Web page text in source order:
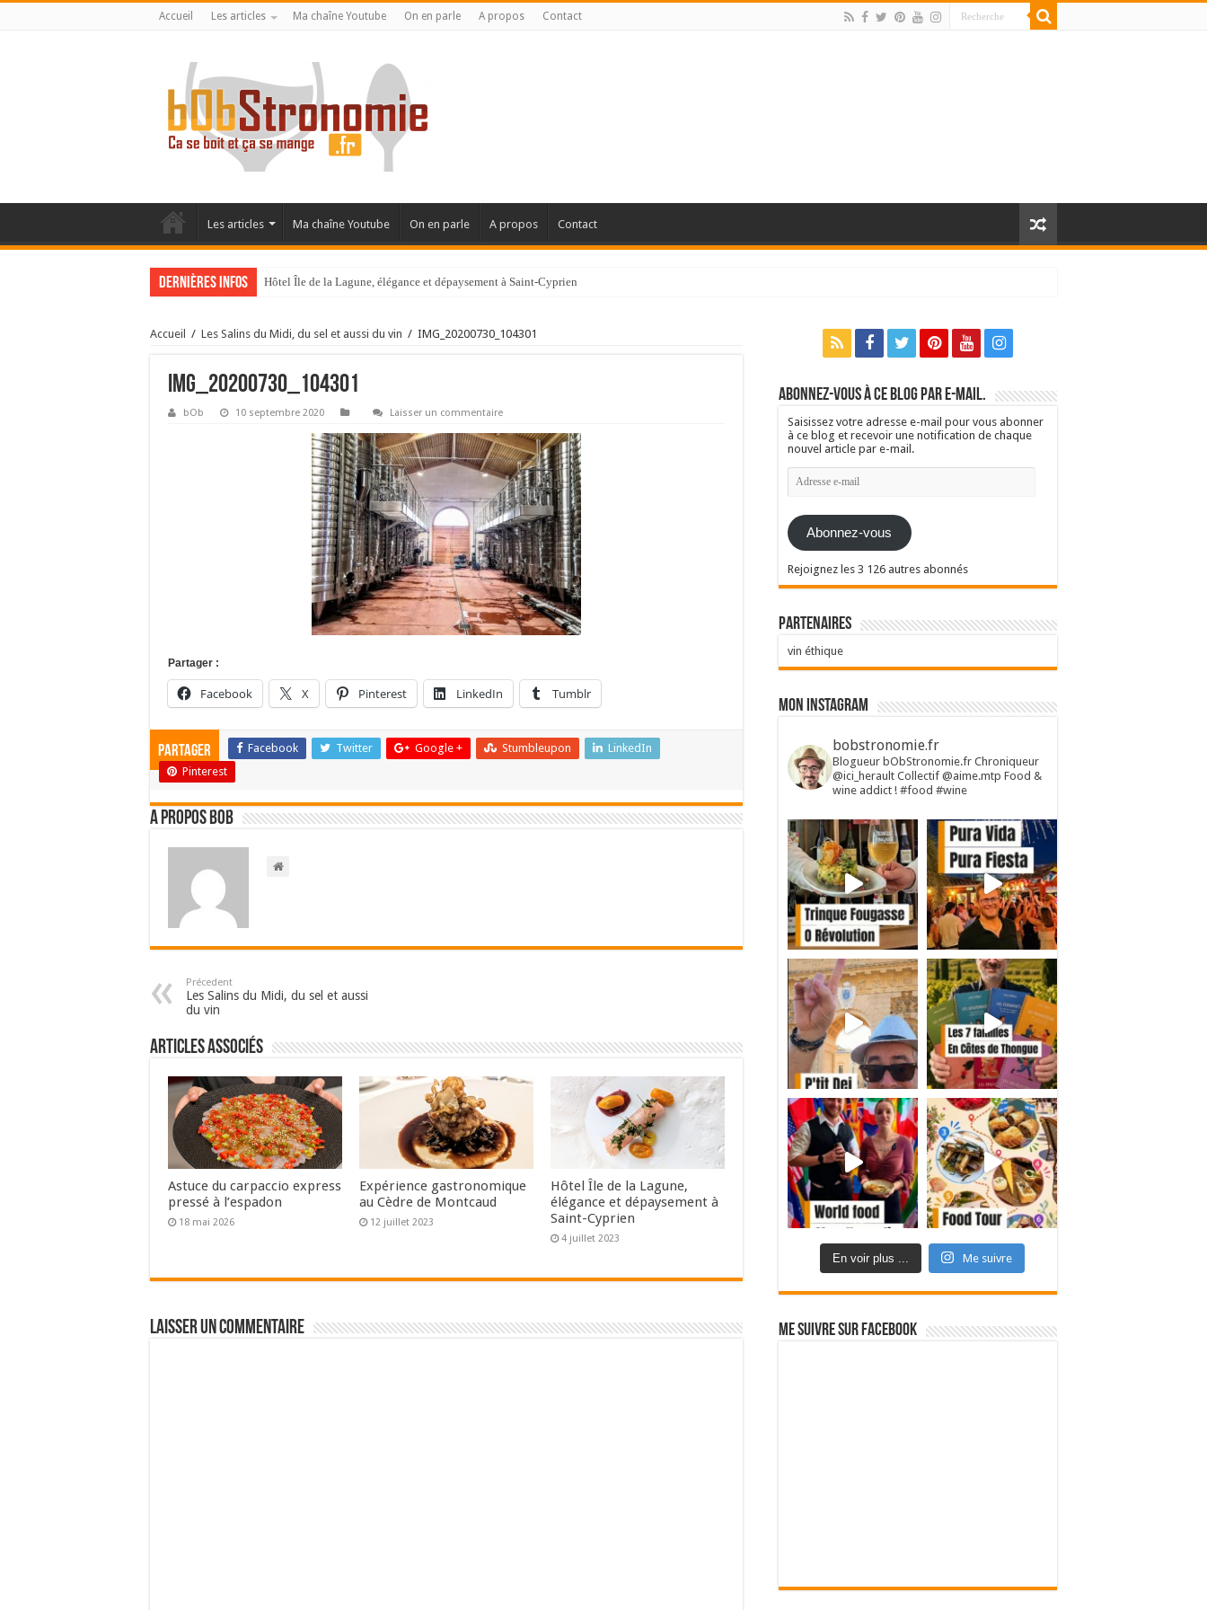
Accueil Les articles Ma chaîne Youtube On en parle A propos Contact
Les articles Ma chaîne Youtube On en parle A propos Contact
Dernières infos Hôtel Île de la Lagune, élégance et dépaysement à Saint-Cyprien
La Villa Duflot, pépite perpignanaise
Accueil / Les Salins du Midi, du sel et aussi du vin / IMG_20200730_104301
IMG_20200730_104301
bOb 10 septembre 2020 Laisser un commentaire
Partager :
Facebook X Pinterest LinkedIn Tumblr
Partager Facebook Twitter Google + Stumbleupon
LinkedIn
Pinterest
A propos bOb
Précedent
Les Salins du Midi, du sel et aussi
du vin
Articles associés
Astuce du carpaccio express
pressé à l’espadon
18 mai 2026
Expérience gastronomique
au Cèdre de Montcaud
12 juillet 2023
Hôtel Île de la Lagune,
élégance et dépaysement à
Saint-Cyprien
4 juillet 2023
Laisser un commentaire
Abonnez-vous à ce blog par e-mail.
Saisissez votre adresse e-mail pour vous abonner
à ce blog et recevoir une notification de chaque
nouvel article par e-mail.
Adresse
e-
Abonnez-vous
Rejoignez les 3 126 autres abonnés
Partenaires
vin éthique
Mon Instagram
bobstronomie.fr
Blogueur bObStronomie.fr Chroniqueur
@ici_herault Collectif @aime.mtp Food &
wine addict ! #food #wine
En voir plus ... Me suivre
Me suivre sur Facebook